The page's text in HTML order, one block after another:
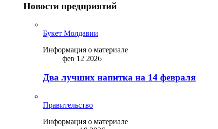
Новости предприятий
Букет Молдавии
Информация о материале
фев 12 2026
Два лучших напитка на 14 февраля
Правительство
Информация о материале